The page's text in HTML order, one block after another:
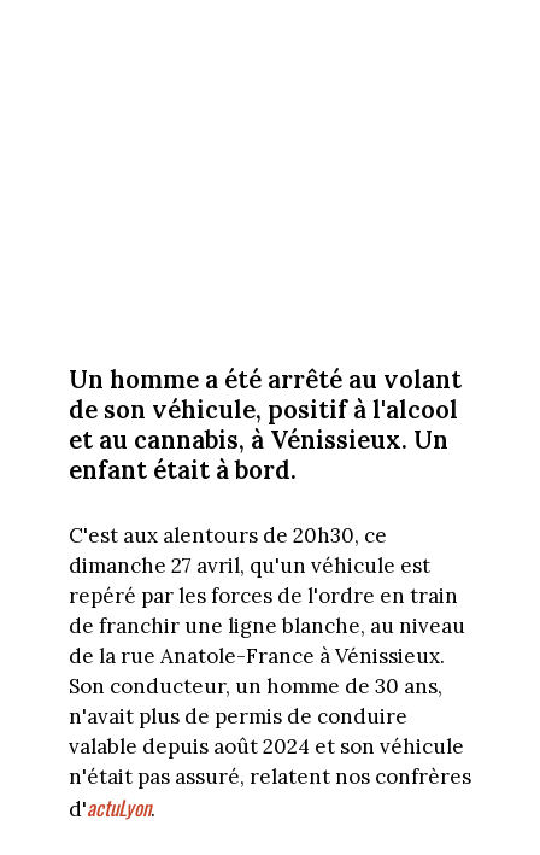
Un homme a été arrêté au volant
de son véhicule, positif à l'alcool
et au cannabis, à Vénissieux. Un
enfant était à bord.
C'est aux alentours de 20h30, ce
dimanche 27 avril, qu'un véhicule est
repéré par les forces de l'ordre en train
de franchir une ligne blanche, au niveau
de la rue Anatole-France à Vénissieux.
Son conducteur, un homme de 30 ans,
n'avait plus de permis de conduire
valable depuis août 2024 et son véhicule
n'était pas assuré, relatent nos confrères
d'actuLyon.